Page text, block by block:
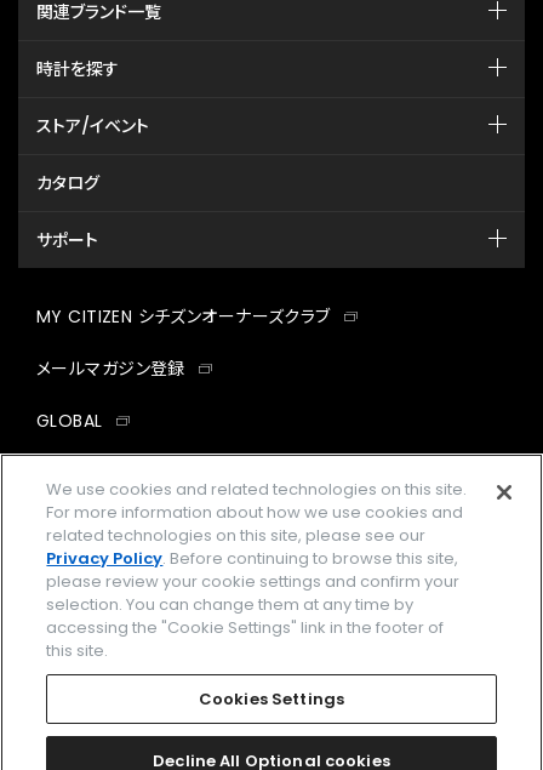
関連ブランド一覧
時計を探す
ストア/イベント
カタログ
サポート
MY CITIZEN シチズンオーナーズクラブ
メールマガジン登録
GLOBAL
facebookinstagramtwitter
企業情報 ご利用規約
プライバシーポリシー Cookies Settings
Amazon PayはAmazon.com, Inc.またはその関連会社の商標です。
We use cookies and related technologies on this site.
For more information about how we use cookies and
related technologies on this site, please see our
Privacy Policy. Before continuing to browse this site,
please review your cookie settings and confirm your
selection. You can change them at any time by
accessing the "Cookie Settings" link in the footer of
this site.
Cookies Settings
Decline All Optional cookies